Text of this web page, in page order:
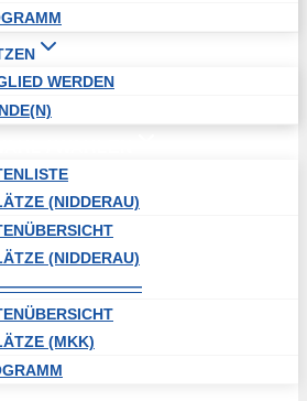
WERDEN
(NIDDERAU)
(NIDDERAU)
(MKK)